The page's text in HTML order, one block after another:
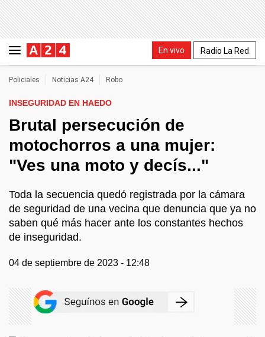
En vivo Radio La Red
Policiales Noticias A24 Robo
INSEGURIDAD EN HAEDO
Brutal persecución de
motochorros a una mujer:
"Ves una moto y decís..."
Toda la secuencia quedó registrada por la cámara
de seguridad de una vecina que denuncia que ya no
saben qué más hacer ante los constantes hechos
de inseguridad.
04 de septiembre de 2023 - 12:48